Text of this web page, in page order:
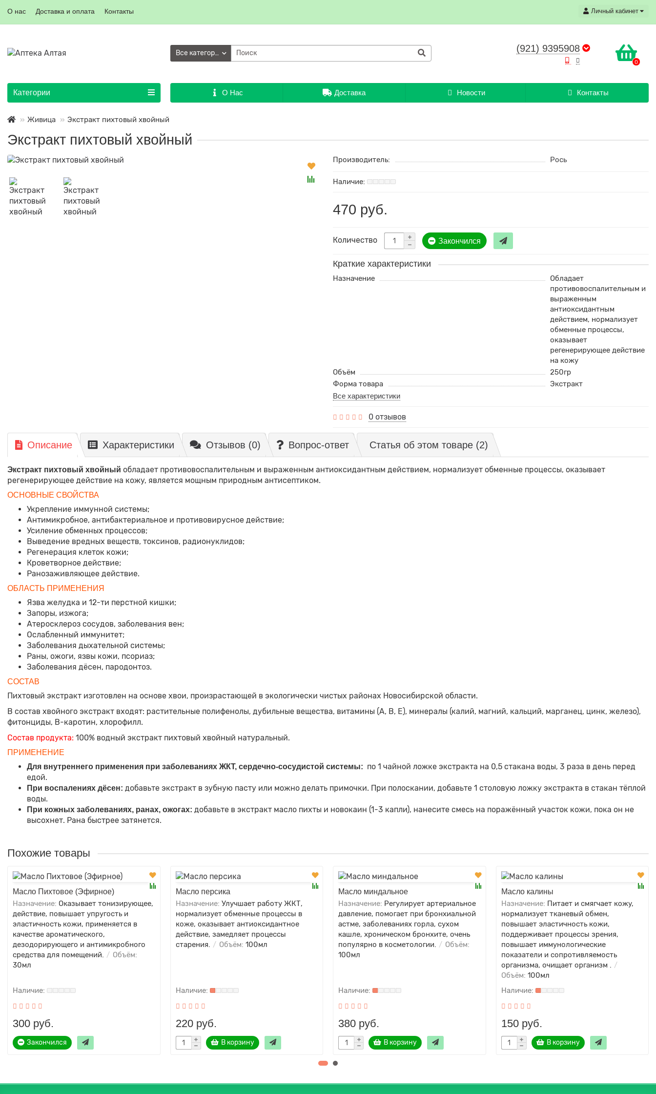
Личный кабинет
О нас Доставка и оплата Контакты
(921) 9395908
0
Все категории
Категории О Нас Доставка Новости Контакты
Живица Экстракт пихтовый хвойный
Экстракт пихтовый хвойный
Производитель: Рось
470 руб.
Количество Закончился
Краткие характеристики
Назначение
Обладает
противовоспалительным и
выраженным
антиоксидантным
действием, нормализует
обменные процессы,
оказывает
регенерирующее действие
на кожу
Объём
250гр
Форма товара
Экстракт
Все характеристики
0 отзывов
Описание Характеристики Отзывов (0) Вопрос-ответ Статья об этом товаре (2)
Экстракт пихтовый хвойный обладает противовоспалительным и выраженным антиоксидантным действием, нормализует обменные процессы, оказывает
регенерирующее действие на кожу, является мощным природным антисептиком.
ОСНОВНЫЕ СВОЙСТВА
Укрепление иммунной системы;
Антимикробное, антибактериальное и противовирусное действие;
Усиление обменных процессов;
Выведение вредных веществ, токсинов, радионуклидов;
Регенерация клеток кожи;
Кроветворное действие;
Ранозаживляющее действие.
ОБЛАСТЬ ПРИМЕНЕНИЯ
Язва желудка и 12-ти перстной кишки;
Запоры, изжога;
Атеросклероз сосудов, заболевания вен;
Ослабленный иммунитет;
Заболевания дыхательной системы;
Раны, ожоги, язвы кожи, псориаз;
Заболевания дёсен, пародонтоз.
СОСТАВ
Пихтовый экстракт изготовлен на основе хвои, произрастающей в экологически чистых районах Новосибирской области.
В состав хвойного экстракт входят: растительные полифенолы, дубильные вещества, витамины (А, В, Е), минералы (калий, магний, кальций, марганец, цинк, железо),
фитонциды, В-каротин, хлорофилл.
Состав продукта: 100% водный экстракт пихтовый хвойный натуральный.
ПРИМЕНЕНИЕ
Для внутреннего применения при заболеваниях ЖКТ, сердечно-сосудистой системы: по 1 чайной ложке экстракта на 0,5 стакана воды, 3 раза в день перед
едой.
При воспалениях дёсен: добавьте экстракт в зубную пасту или можно делать примочки. При полоскании, добавьте 1 столовую ложку экстракта в стакан тёплой
воды.
При кожных заболеваниях, ранах, ожогах: добавьте в экстракт масло пихты и новокаин (1-3 капли), нанесите смесь на поражённый участок кожи, пока он не
высохнет. Рана быстрее затянется.
Похожие товары
Масло Пихтовое (Эфирное)
Назначение: Оказывает тонизирующее,
действие, повышает упругость и
эластичность кожи, применяется в
качестве ароматического,
дезодорирующего и антимикробного
средства для помещений.
Объём:
30мл
300 руб.
Закончился
Масло персика
Назначение: Улучшает работу ЖКТ,
нормализует обменные процессы в
коже, оказывает антиоксидантное
действие, замедляет процессы
старения.
Объём: 100мл
220 руб.
В корзину
Масло миндальное
Назначение: Регулирует артериальное
давление, помогает при бронхиальной
астме, заболеваниях горла, сухом
кашле, хроническом бронхите, очень
популярно в косметологии.
Объём:
100мл
380 руб.
В корзину
Масло калины
Назначение: Питает и смягчает кожу,
нормализует тканевый обмен,
повышает эластичность кожи,
поддерживает процессы зрения,
повышает иммунологические
показатели и сопротивляемость
организма, очищает организм .
Объём: 100мл
150 руб.
В корзину